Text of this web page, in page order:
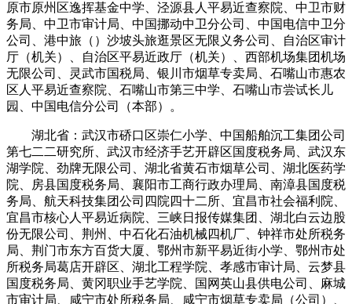
原市原州区逸挥基金中学、泾源县人平易近查察院、中卫市财
务局、中卫市审计局、中国挪动中卫分公司、中国电信中卫分
公司、港中旅（）沙坡头旅逛景区无限义务公司、自治区审计
厅（机关）、自治区平易近政厅（机关）、西部机场集团机场
无限公司、灵武市国税局、银川市烟草专卖局、石嘴山市惠农
区人平易近查察院、石嘴山市第三中学、石嘴山市尝试长儿
园、中国电信分公司（本部）。
湖北省：武汉市硚口区崇仁小学、中国船舶沉工集团公司
第七二二研究所、武汉市经济手艺开辟区国度税务局、武汉东
湖学院、劲牌无限公司、湖北省黄石市烟草公司、湖北医药学
院、房县国度税务局、襄阳市工商行政办理局、南漳县国度税
务局、航天科技集团公司四院四十二所、宜昌市社会福利院、
宜昌市核心人平易近病院、三峡日报传媒集团、湖北白云边股
份无限公司、荆州、中石化石油机械四机厂、钟祥市处所税务
局、荆门市东方百货大厦、鄂州市新平易近街小学、鄂州市处
所税务局葛店开辟区、湖北工程学院、孝感市审计局、云梦县
国度税务局、黄冈职业手艺学院、国网英山县供电公司、麻城
市审计局、咸宁市处所税务局、咸宁市烟草专卖局（公司）、